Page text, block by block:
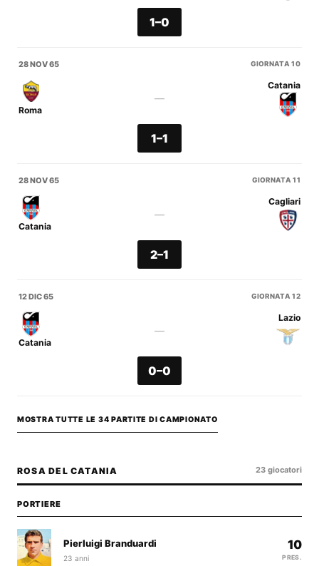
1–0
28 NOV 65 GIORNATA 10
Roma
—
Catania
1–1
28 NOV 65 GIORNATA 11
Catania
—
Cagliari
2–1
12 DIC 65 GIORNATA 12
Catania
—
Lazio
0–0
MOSTRA TUTTE LE 34 PARTITE DI CAMPIONATO
ROSA DEL CATANIA 23 giocatori
PORTIERE
Pierluigi Branduardi
23 anni
10
PRES.